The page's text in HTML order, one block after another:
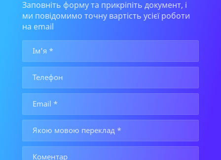
Заповніть форму та прикріпіть документ, і
ми повідомимо точну вартість усієї роботи
на email